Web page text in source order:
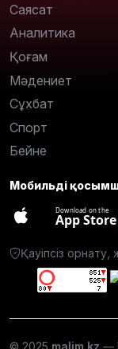
Саясат
Аналитика
Қоғам
Мәдениет
Сұхбат
Спорт
Бейне
Мобильді
Download on the
App Store
Қауіпсіз
© 2025 malim.kz —